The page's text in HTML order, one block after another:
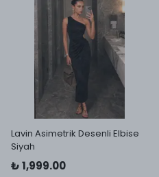
Lavin Asimetrik Desenli Elbise
Siyah
₺ 1,999.00